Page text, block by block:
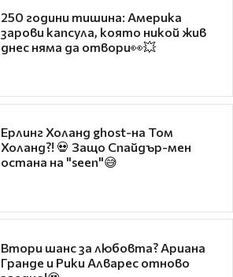
250 години тишина: Америка
зарови капсула, която никой жив
днес няма да отвори👀💥
Ерлинг Холанд ghost-на Том
Холанд?! 💀 Защо Спайдър-мен
остана на "seen"😅
Втори шанс за любовта? Ариана
Гранде и Рики Алварес отново